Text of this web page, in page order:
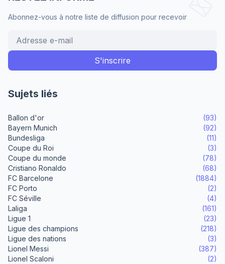
Abonnez-vous à notre liste de diffusion pour recevoir
Sujets liés
Ballon d'or
(93)
Bayern Munich
(92)
Bundesliga
(11)
Coupe du Roi
(3)
Coupe du monde
(78)
Cristiano Ronaldo
(68)
FC Barcelone
(1884)
FC Porto
(2)
FC Séville
(4)
Laliga
(161)
Ligue 1
(23)
Ligue des champions
(218)
Ligue des nations
(3)
Lionel Messi
(387)
Lionel Scaloni
(2)